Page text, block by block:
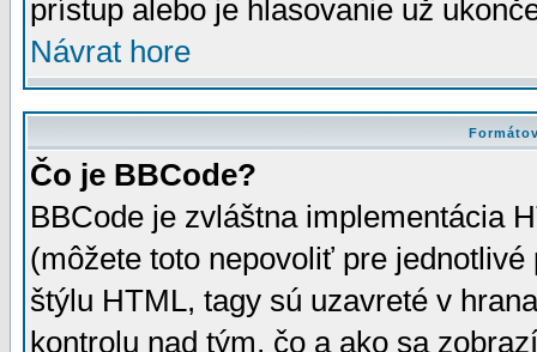
prístup alebo je hlasovanie už
Návrat hore
Čo je BBCode?
BBCode je zvláštna implementácia
(môžete toto nepovoliť pre
štýlu HTML, tagy sú uzavreté v
kontrolu nad tým, čo a ako sa